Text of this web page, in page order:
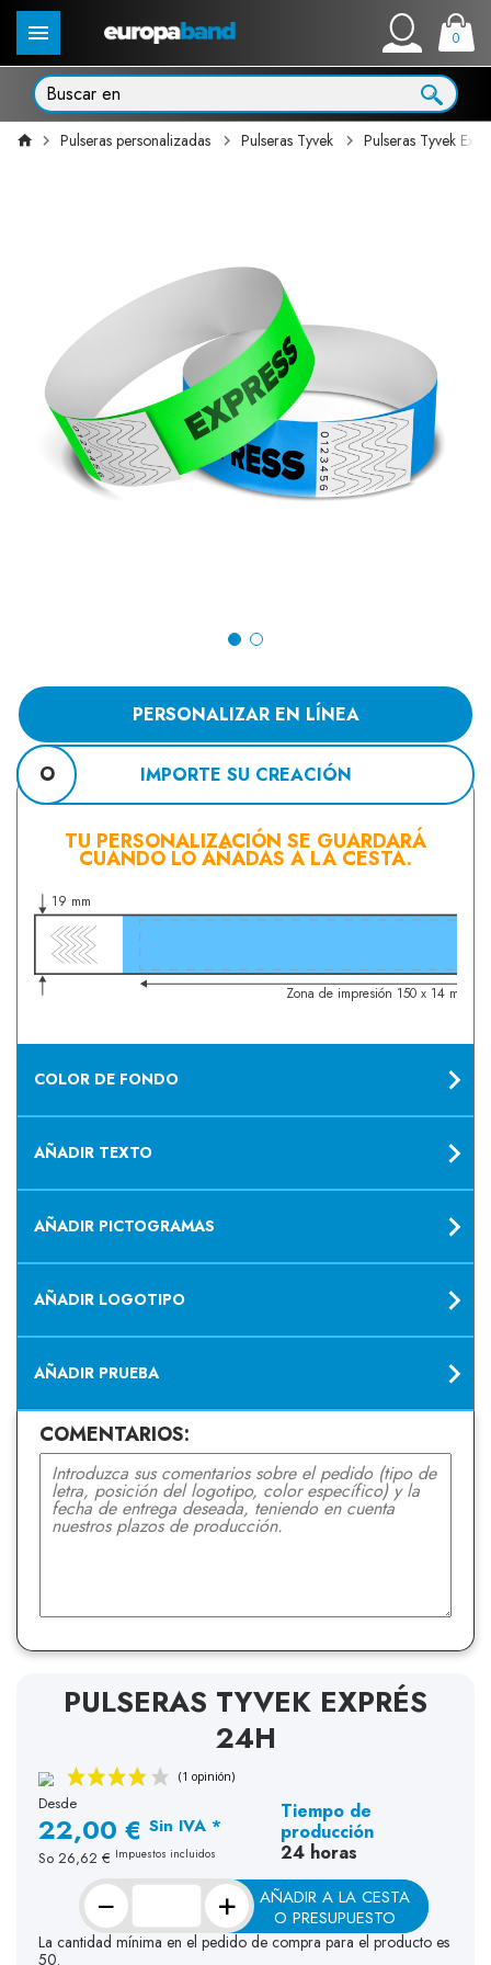
0
Pulseras personalizadas Pulseras Tyvek Pulseras Tyvek
PERSONALIZAR EN LÍNEA
O IMPORTE SU CREACIÓN
TU PERSONALIZACIÓN SE GUARDARÁ
CUANDO LO AÑADAS A LA CESTA.
Zona de impresión 150 x 14 mm
19 mm
COLOR DE FONDO
AÑADIR TEXTO
AÑADIR PICTOGRAMAS
AÑADIR LOGOTIPO
AÑADIR PRUEBA
COMENTARIOS:
PULSERAS TYVEK EXPRÉS
24H
Desde
22,00 € Sin IVA *
So 26,62 € Impuestos incluidos
Tiempo de
producción
24 horas
− +
AÑADIR A LA CESTA
O PRESUPUESTO
La cantidad mínima en el pedido de compra para el producto es
50.